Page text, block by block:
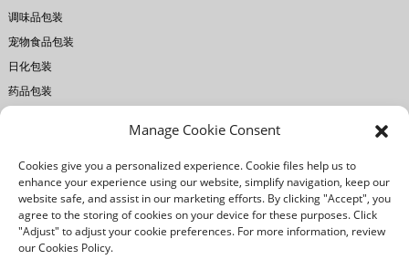
调味品包装
宠物食品包装
日化包装
药品包装
公司简介
工厂设备
印刷技术
质量控制
Manage Cookie Consent
Cookies give you a personalized experience. Cookie files help us to
enhance your experience using our website, simplify navigation, keep our
website safe, and assist in our marketing efforts. By clicking "Accept", you
agree to the storing of cookies on your device for these purposes. Click
"Adjust" to adjust your cookie preferences. For more information, review
our Cookies Policy.